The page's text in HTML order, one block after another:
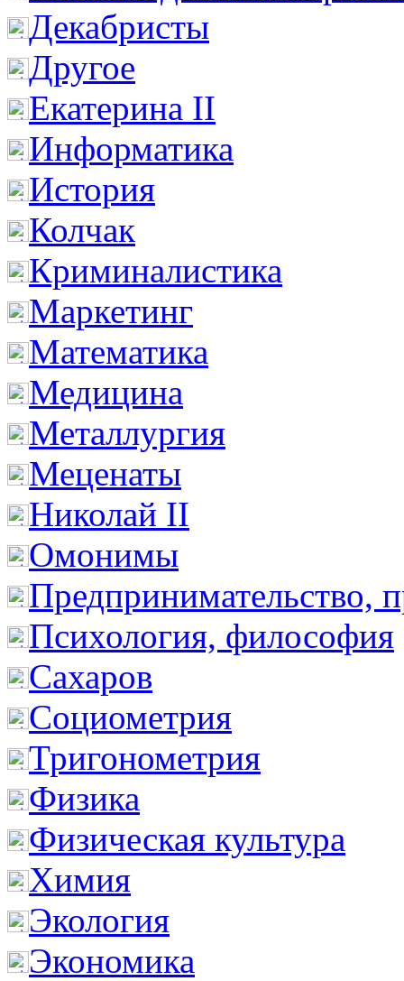
Декабристы
Другое
Екатерина II
Информатика
История
Колчак
Криминалистика
Маркетинг
Математика
Медицина
Металлургия
Меценаты
Николай II
Омонимы
Предпринимательство,
Психология, философия
Сахаров
Социометрия
Тригонометрия
Физика
Физическая культура
Химия
Экология
Экономика